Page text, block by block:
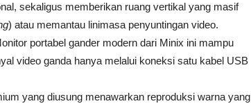
sekaligus memberikan ruang vertikal yang masif
) atau memantau linimasa penyuntingan video.
portabel gander modern dari Minix ini mampu
video ganda hanya melalui koneksi satu kabel USB
yang diusung menawarkan reproduksi warna yang